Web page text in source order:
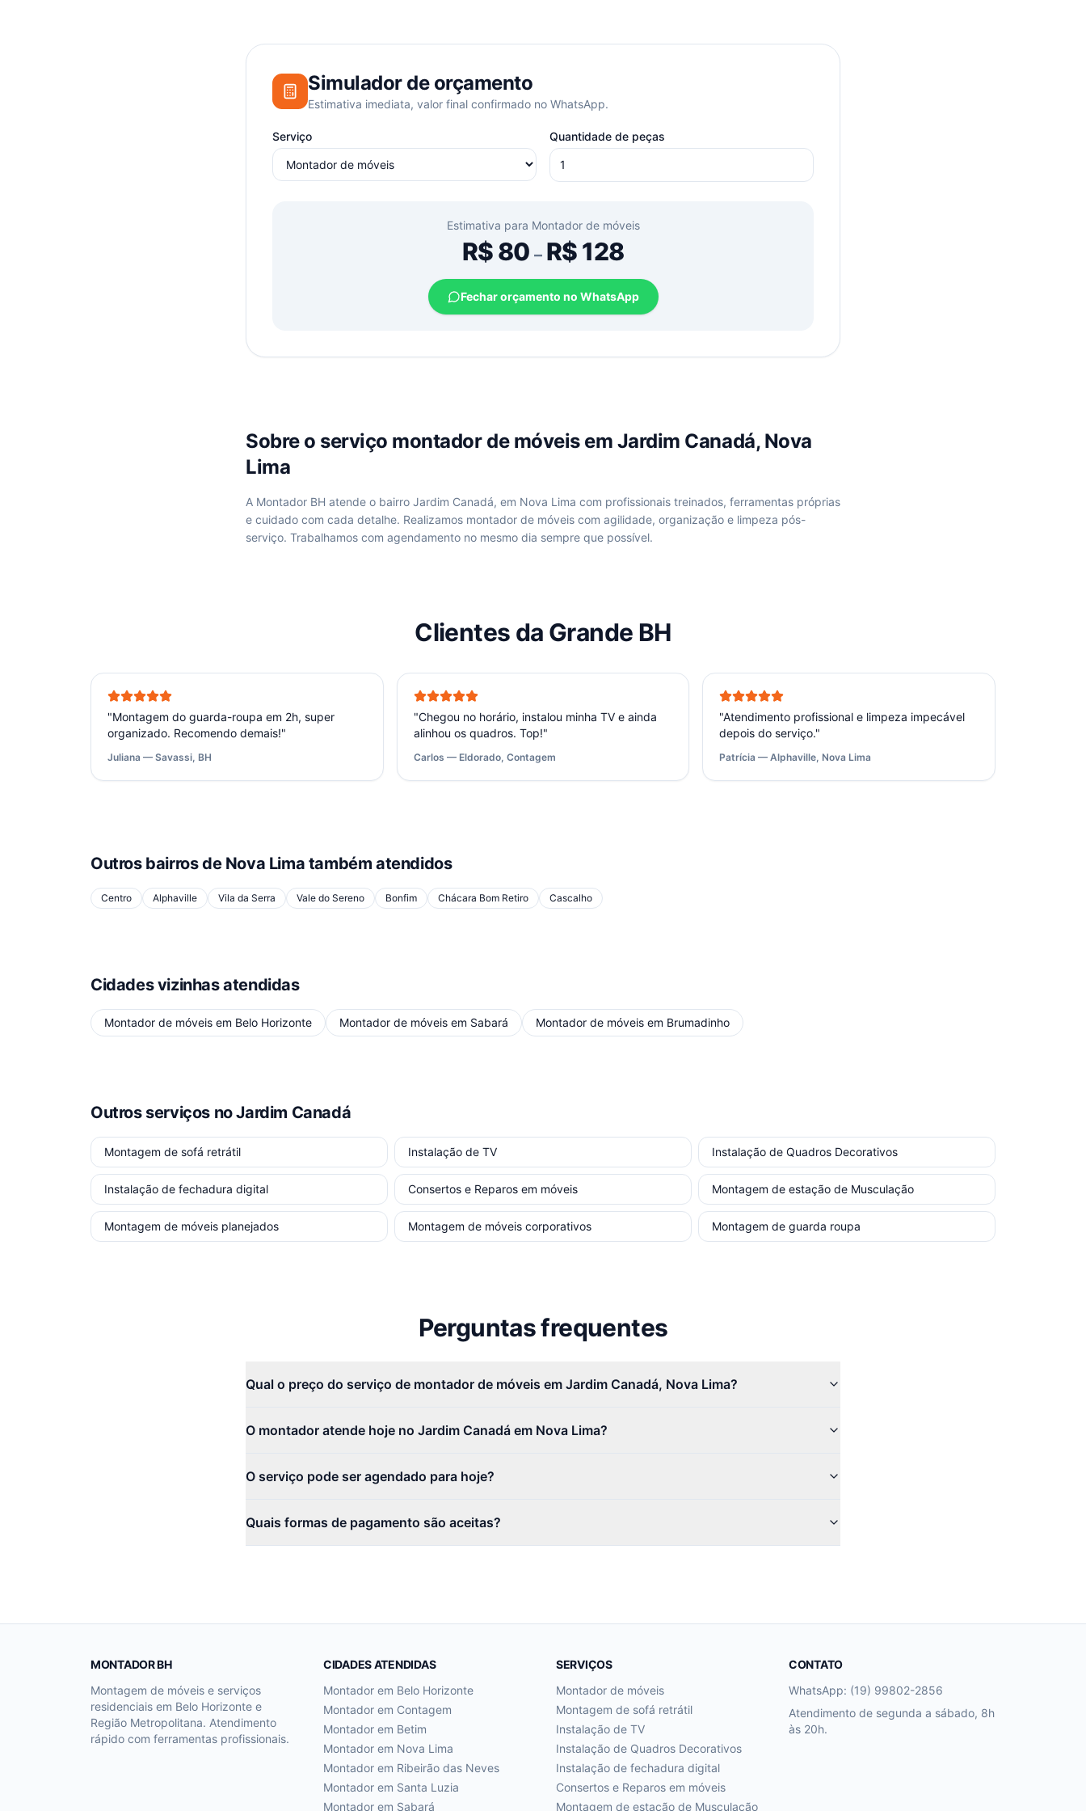
Simulador de orçamento
Estimativa imediata, valor final confirmado no WhatsApp.
Serviço Quantidade de peças
Estimativa para Montador de móveis
R$80 –R$128
Fechar orçamento no WhatsApp
Sobre o serviço montador de móveisem Jardim Canadá, Nova
Lima
A Montador BH atende o bairro Jardim Canadá, em Nova Lima com profissionais treinados, ferramentas próprias
e cuidado com cada detalhe. Realizamos montador de móveis com agilidade, organização e limpeza pós-
serviço. Trabalhamos com agendamento no mesmo dia sempre que possível.
Clientes da Grande BH
"Montagem do guarda-roupa em 2h, super
organizado. Recomendo demais!"
Juliana — Savassi, BH
"Chegou no horário, instalou minha TV e ainda
alinhou os quadros. Top!"
Carlos — Eldorado, Contagem
"Atendimento profissional e limpeza impecável
depois do serviço."
Patrícia — Alphaville, Nova Lima
Outros bairros de Nova Lima também atendidos
Centro Alphaville Vila da Serra Vale do Sereno Bonfim Chácara Bom Retiro Cascalho
Cidades vizinhas atendidas
Montador de móveis em Belo Horizonte Montador de móveis em Sabará Montador de móveis em Brumadinho
Outros serviços no Jardim Canadá
Montagem de sofá retrátil Instalação de TV Instalação de Quadros Decorativos
Instalação de fechadura digital Consertos e Reparos em móveis Montagem de estação de Musculação
Montagem de móveis planejados Montagem de móveis corporativos Montagem de guarda roupa
Perguntas frequentes
Qual o preço do serviço de montador de móveis em Jardim Canadá, Nova Lima?
O montador atende hoje no Jardim Canadá em Nova Lima?
O serviço pode ser agendado para hoje?
Quais formas de pagamento são aceitas?
MONTADOR BH
Montagem de móveis e serviços
residenciais em Belo Horizonte e
Região Metropolitana. Atendimento
rápido com ferramentas profissionais.
CIDADES ATENDIDAS
Montador em Belo Horizonte
Montador em Contagem
Montador em Betim
Montador em Nova Lima
Montador em Ribeirão das Neves
Montador em Santa Luzia
Montador em Sabará
SERVIÇOS
Montador de móveis
Montagem de sofá retrátil
Instalação de TV
Instalação de Quadros Decorativos
Instalação de fechadura digital
Consertos e Reparos em móveis
Montagem de estação de Musculação
CONTATO
WhatsApp: (19) 99802-2856
Atendimento de segunda a sábado, 8h
às 20h.